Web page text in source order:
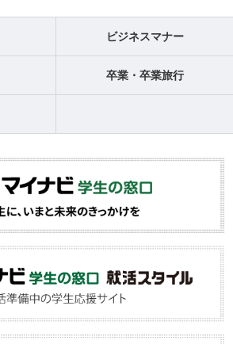
ビジネスマナー
卒業・卒業旅行